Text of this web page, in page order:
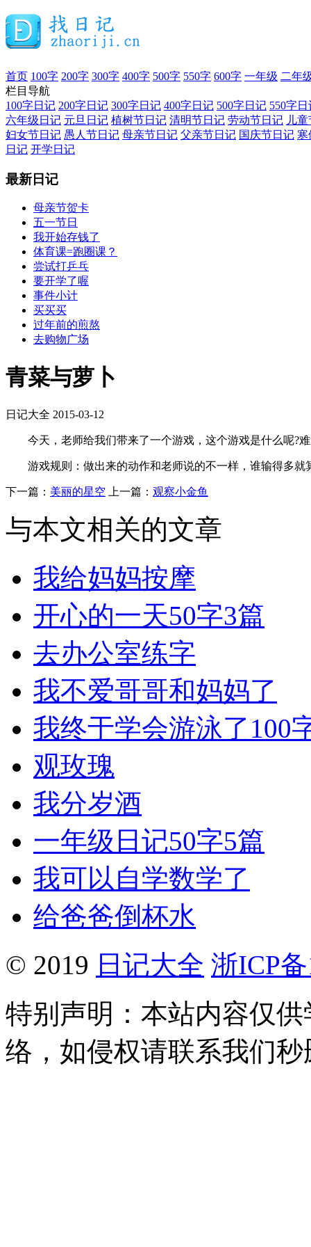
首页 100字 200字 300字 400字 500字 550字 600字 一年级 二年
栏目导航
100字日记 200字日记 300字日记 400字日记 500字日记 550字日
六年级日记 元旦日记 植树节日记 清明节日记 劳动节日记 儿
妇女节日记 愚人节日记 母亲节日记 父亲节日记 国庆节日记 寒
日记 开学日记
最新日记
母亲节贺卡
五一节日
我开始存钱了
体育课=跑圈课？
尝试打乒乓
要开学了喔
事件小计
买买买
过年前的煎熬
去购物广场
青菜与萝卜
日记大全 2015-03-12
今天，老师给我们带来了一个游戏，这个游戏是什么呢?难
游戏规则：做出来的动作和老师说的不一样，谁输得多就
下一篇： 美丽的星空 上一篇： 观察小金鱼
与本文相关的文章
我给妈妈按摩
开心的一天50字3篇
去办公室练字
我不爱哥哥和妈妈了
我终于学会游泳了100
观玫瑰
我分岁酒
一年级日记50字5篇
我可以自学数学了
给爸爸倒杯水
© 2019 日记大全 浙ICP
特别声明：本站内容仅
络，如侵权请联系我们秒